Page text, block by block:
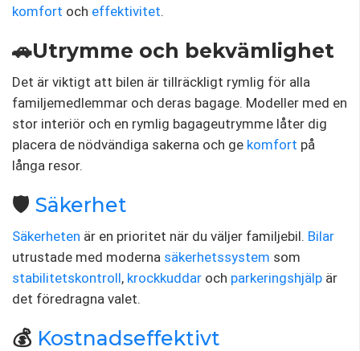
komfort och effektivitet.
🚗Utrymme och bekvämlighet
Det är viktigt att bilen är tillräckligt rymlig för alla
familjemedlemmar och deras bagage. Modeller med en
stor interiör och en rymlig bagageutrymme låter dig
placera de nödvändiga sakerna och ge komfort på
långa resor.
🛡️ Säkerhet
Säkerheten är en prioritet när du väljer familjebil. Bilar
utrustade med moderna säkerhetssystem som
stabilitetskontroll, krockkuddar och parkeringshjälp är
det föredragna valet.
💰 Kostnadseffektivt